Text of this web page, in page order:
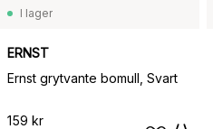
I lager
ERNST
Ernst grytvante bomull, Svart
159 kr